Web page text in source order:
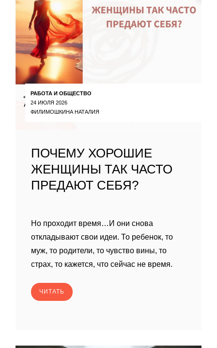
РАБОТА И ОБЩЕСТВО
24 ИЮЛЯ 2026
ФИЛИМОШКИНА НАТАЛИЯ
ПОЧЕМУ ХОРОШИЕ
ЖЕНЩИНЫ ТАК ЧАСТО
ПРЕДАЮТ СЕБЯ?
Но проходит время…И они снова
откладывают свои идеи. То ребенок, то
муж, то родители, то чувство вины, то
страх, то кажется, что сейчас не время.
ЧИТАТЬ